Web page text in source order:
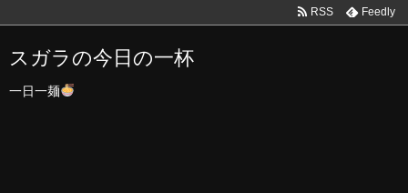
スガラの今日の一杯
一日一麺
RSS Feedly